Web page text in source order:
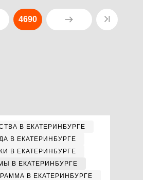
4690
В ЕКАТЕРИНБУРГЕ
В ЕКАТЕРИНБУРГЕ
В ЕКАТЕРИНБУРГЕ
В ЕКАТЕРИНБУРГЕ
В ЕКАТЕРИНБУРГЕ